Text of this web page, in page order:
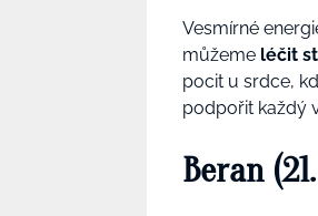
Vesmírné
můžeme léčit
pocit u srdce,
podpořit každý
Beran